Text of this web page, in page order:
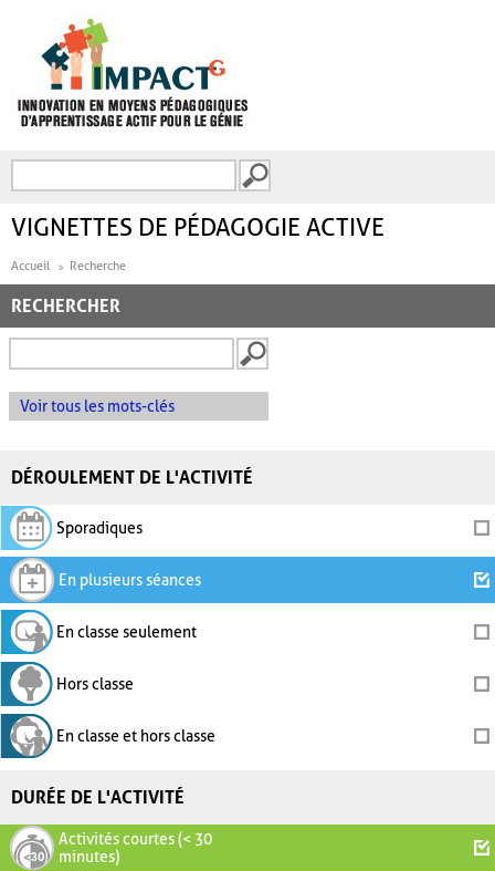
FORMULAIRE DE
VIGNETTES DE PÉDAGOGIE ACTIVE
Accueil Recherche
RECHERCHER
Voir tous les mots-clés
DÉROULEMENT DE L'ACTIVITÉ
Sporadiques
En plusieurs séances
En classe seulement
Hors classe
En classe et hors classe
DURÉE DE L'ACTIVITÉ
Activités courtes (< 30
minutes)